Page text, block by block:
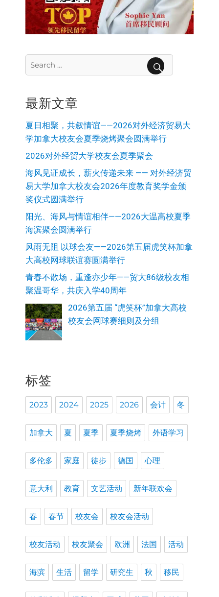
Search
for:
最新文章
夏日相聚，共叙情谊——2026对外经济贸易大
学加拿大校友会夏季烧烤聚会圆满举行
2026对外经贸大学校友会夏季聚会
海风见证成长，薪火传递未来 —— 对外经济贸
易大学加拿大校友会2026年度教育奖学金颁
奖仪式圆满举行
阳光、海风与情谊相伴——2026大温高校夏季
海滨聚会圆满举行
风雨无阻 以球会友——2026第五届虎笑杯加拿
大高校网球联谊赛圆满举行
青春不散场，重逢亦少年——贸大86级校友相
聚温哥华，共庆入学40周年
2026第五届 “虎笑杯”加拿大高校
校友会网球赛细则及分组
标签
2023 2024 2025 2026 会计 冬
加拿大 夏 夏季 夏季烧烤 外语学习
多伦多 家庭 徒步 德国 心理
意大利 教育 文艺活动 新年联欢会
春 春节 校友会 校友会活动
校友活动 校友聚会 欧洲 法国 活动
海滨 生活 留学 研究生 秋 移民